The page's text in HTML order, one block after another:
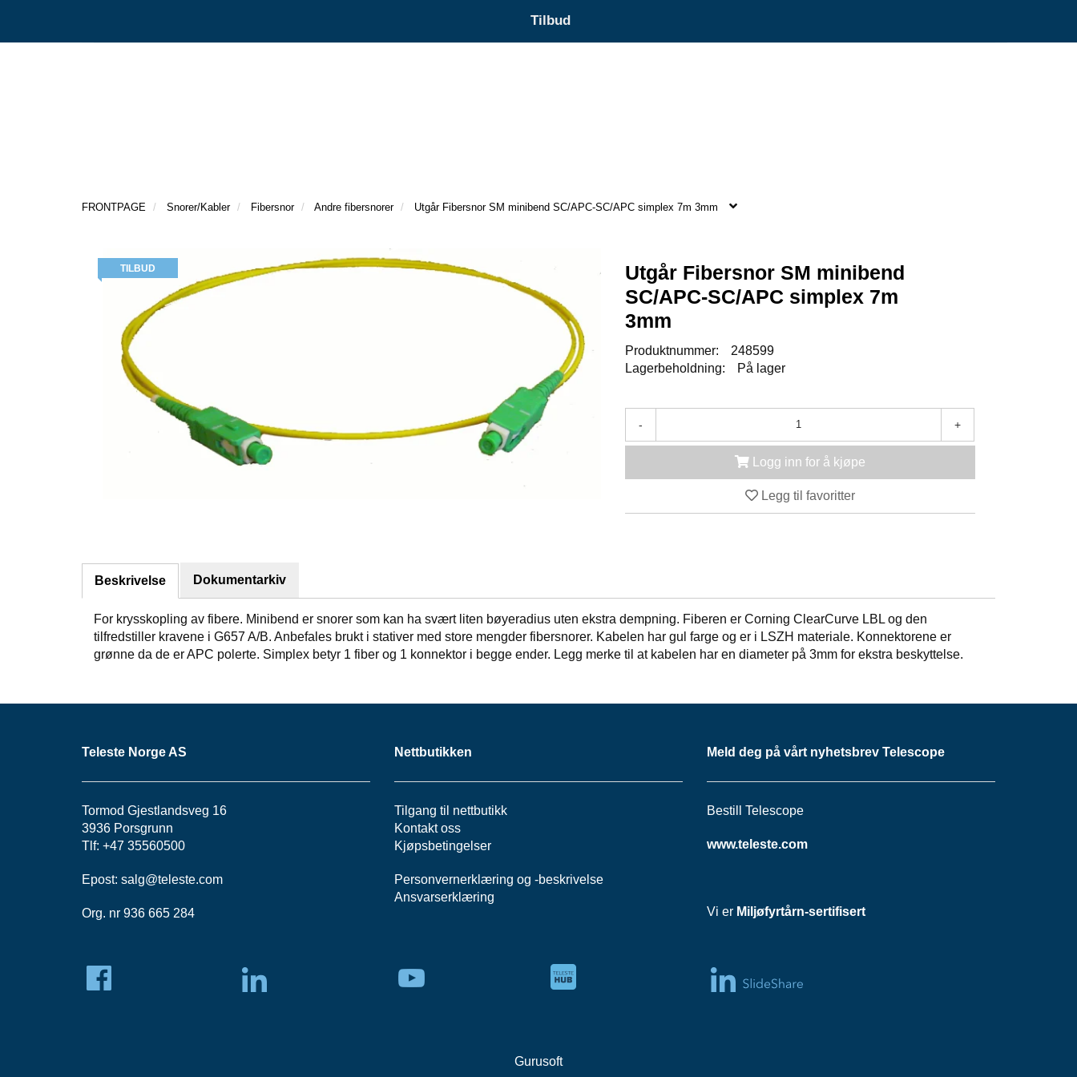
Tilbud
FRONTPAGE Snorer/Kabler Fibersnor Andre fibersnorer Utgår Fibersnor SM minibend SC/APC-SC/APC simplex 7m 3mm
TILBUD
Utgår Fibersnor SM minibend
SC/APC-SC/APC simplex 7m
3mm
Produktnummer:
248599
Lagerbeholdning:
På lager
- +
Logg inn for å kjøpe
Legg til favoritter
Beskrivelse Dokumentarkiv
For krysskopling av fibere. Minibend er snorer som kan ha svært liten bøyeradius uten ekstra dempning. Fiberen er Corning ClearCurve LBL og den
tilfredstiller kravene i G657 A/B. Anbefales brukt i stativer med store mengder fibersnorer. Kabelen har gul farge og er i LSZH materiale. Konnektorene er
grønne da de er APC polerte. Simplex betyr 1 fiber og 1 konnektor i begge ender. Legg merke til at kabelen har en diameter på 3mm for ekstra beskyttelse.
Teleste Norge AS
Tormod Gjestlandsveg 16
3936 Porsgrunn
Tlf: +47 35560500
Epost: salg@teleste.com
Org. nr 936 665 284
Nettbutikken
Tilgang til nettbutikk
Kontakt oss
Kjøpsbetingelser
Personvernerklæring og -beskrivelse
Ansvarserklæring
Meld deg på vårt nyhetsbrev Telescope
Bestill Telescope
www.teleste.com
Vi er Miljøfyrtårn-sertifisert
Gurusoft